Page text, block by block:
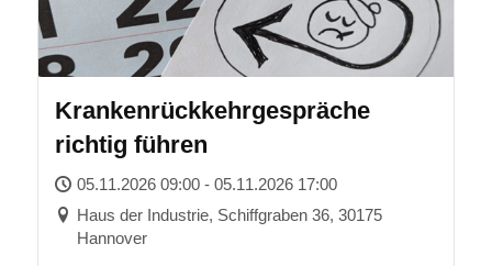
Krankenrückkehrgespräche
richtig führen
05.11.2026 09:00 - 05.11.2026 17:00
Haus der Industrie, Schiffgraben 36, 30175
Hannover